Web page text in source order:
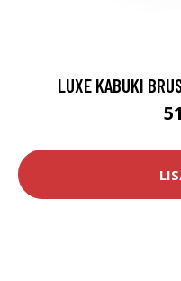
LUXE KABUKI